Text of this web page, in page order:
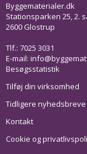
Byggematerialer.dk
Stationsparken 25, 2.
2600 Glostrup
Tlf.: 7025 3031
E-mail:
Besøgsstatistik
Tilføj din virksomhed
Tidligere nyhedsbreve
Kontakt
Cookie og